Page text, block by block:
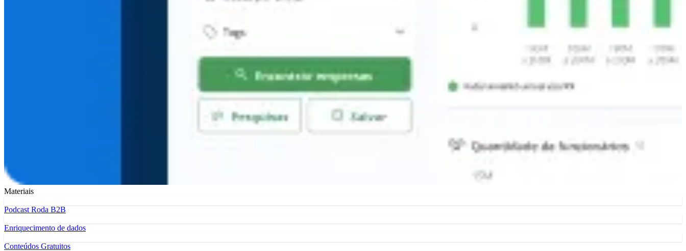
Materiais
Podcast Roda B2B
Enriquecimento de dados
Conteúdos Gratuitos